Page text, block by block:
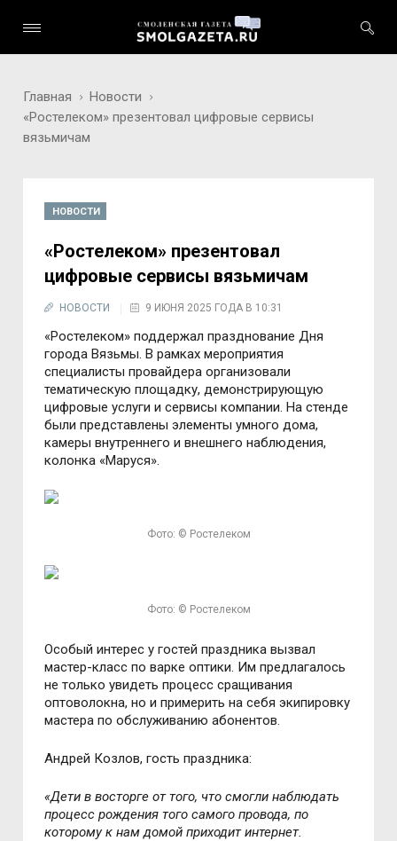
Главная
Новости
«Ростелеком» презентовал цифровые сервисы
вязьмичам
НОВОСТИ
«Ростелеком» презентовал
цифровые сервисы вязьмичам
НОВОСТИ 9 ИЮНЯ 2025 ГОДА В 10:31
«Ростелеком» поддержал празднование Дня
города Вязьмы. В рамках мероприятия
специалисты провайдера организовали
тематическую площадку, демонстрирующую
цифровые услуги и сервисы компании. На стенде
были представлены элементы умного дома,
камеры внутреннего и внешнего наблюдения,
колонка «Маруся».
Фото: © Ростелеком
Фото: © Ростелеком
Особый интерес у гостей праздника вызвал
мастер-класс по варке оптики. Им предлагалось
не только увидеть процесс сращивания
оптоволокна, но и примерить на себя экипировку
мастера по обслуживанию абонентов.
Андрей Козлов, гость праздника:
«Дети в восторге от того, что смогли наблюдать
процесс рождения того самого провода, по
которому к нам домой приходит интернет.